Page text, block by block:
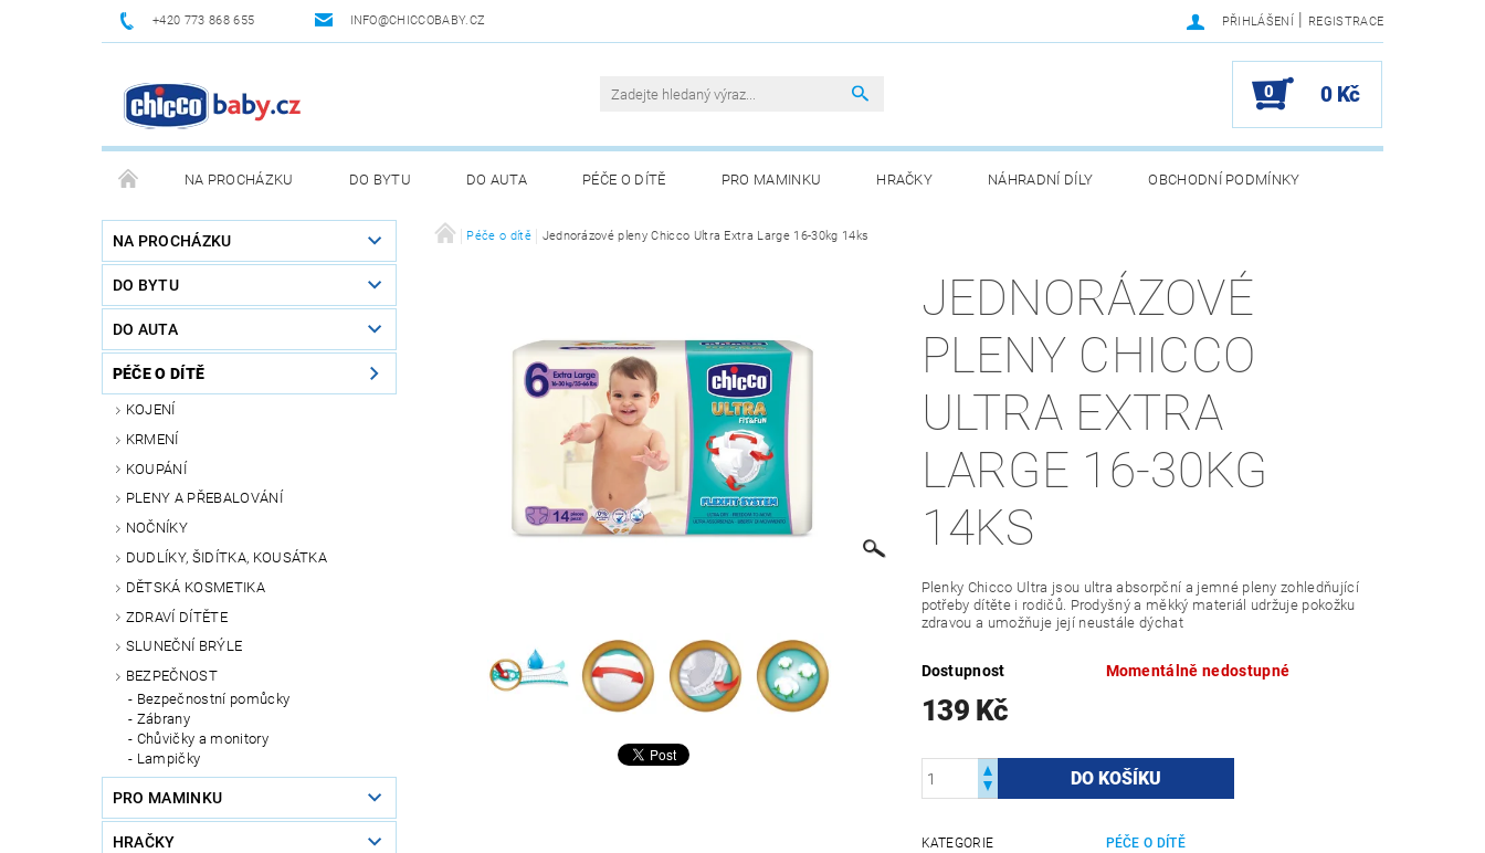
+420 773 868 655 INFO@CHICCOBABY.CZ PŘIHLÁŠENÍ | REGISTRACE
0 0 Kč
NA PROCHÁZKU DO BYTU DO AUTA PÉČE O DÍTĚ PRO MAMINKU HRAČKY NÁHRADNÍ DÍLY OBCHODNÍ PODMÍNKY
NAPIŠTE NÁM
NA PROCHÁZKU
DO BYTU
DO AUTA
PÉČE O DÍTĚ
KOJENÍ
KRMENÍ
KOUPÁNÍ
PLENY A PŘEBALOVÁNÍ
NOČNÍKY
DUDLÍKY, ŠIDÍTKA, KOUSÁTKA
DĚTSKÁ KOSMETIKA
ZDRAVÍ DÍTĚTE
SLUNEČNÍ BRÝLE
BEZPEČNOST
Bezpečnostní pomůcky
Zábrany
Chůvičky a monitory
Lampičky
PRO MAMINKU
HRAČKY
Péče o dítě Jednorázové pleny Chicco Ultra Extra Large 16-30kg 14ks
JEDNORÁZOVÉ
PLENY CHICCO
ULTRA EXTRA
LARGE 16-30KG
14KS
Plenky Chicco Ultra jsou ultra absorpční a jemné pleny zohledňující
potřeby dítěte i rodičů. Prodyšný a měkký materiál udržuje pokožku
zdravou a umožňuje její neustále dýchat
Dostupnost Momentálně nedostupné
139 Kč
KATEGORIE PÉČE O DÍTĚ